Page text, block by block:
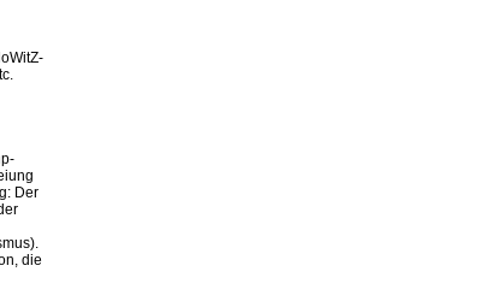
Der
die